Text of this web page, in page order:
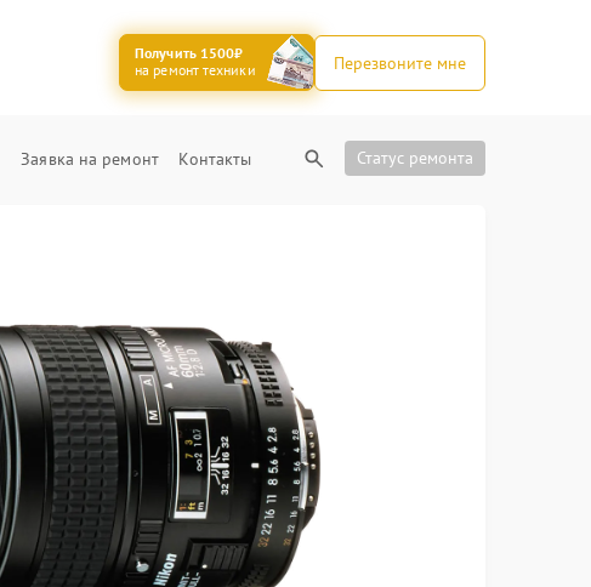
Получить 1500₽
на ремонт техники
Перезвоните мне
Заявка на ремонт Контакты Статус ремонта